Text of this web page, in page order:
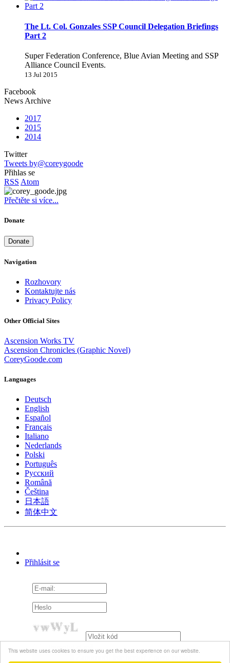
This website uses cookies to ensure you get the best experience on our website.
The Lt. Col. Gonzales SSP Council Delegation Briefings
Part 2
Super Federation Conference, Blue Avian Meeting and SSP
Alliance Council Events.
13 Jul 2015
Facebook
News Archive
2017
2015
2014
Twitter
Tweets by@coreygoode
Přihlas se
RSS Atom
Přečtěte si více...
Donate
Donate
Navigation
Rozhovory
Kontaktujte nás
Privacy Policy
Other Official Sites
Ascension Works TV
Ascension Chronicles (Graphic Novel)
CoreyGoode.com
Languages
Deutsch
English
Español
Français
Italiano
Nederlands
Polski
Português
Pусский
Română
Čeština
日本語
简体中文
Přihlásit se
Pamatuj si mě